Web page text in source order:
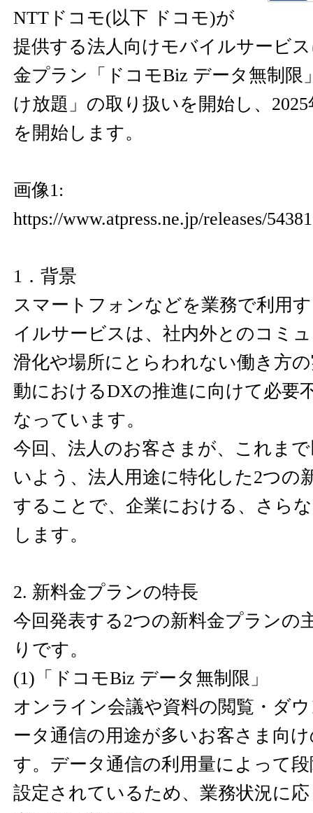
NTTドコモ(以下 ドコモ)が
提供する法人向けモバイルサービ
金プラン「ドコモBiz データ無制限
け放題」の取り扱いを開始し、
を開始します。
画像1:
https://www.atpress.ne.jp/releases/
1．背景
スマートフォンなどを業務で利用
イルサービスは、社内外とのコミ
滑化や場所にとらわれない働き方
動におけるDXの推進に向けて必要
なっています。
今回、法人のお客さまが、これま
いよう、法人用途に特化した2つの
することで、企業における、さら
します。
2. 新料金プランの特長
今回発表する2つの新料金プランの
りです。
(1)「ドコモBiz データ無制限」
オンライン会議や資料の閲覧・ダ
ータ通信の用途が多いお客さま向
す。データ通信の利用量によって
設定されているため、業務状況に